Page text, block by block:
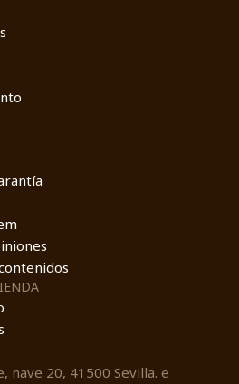
nave 20, 41500 Sevilla. e